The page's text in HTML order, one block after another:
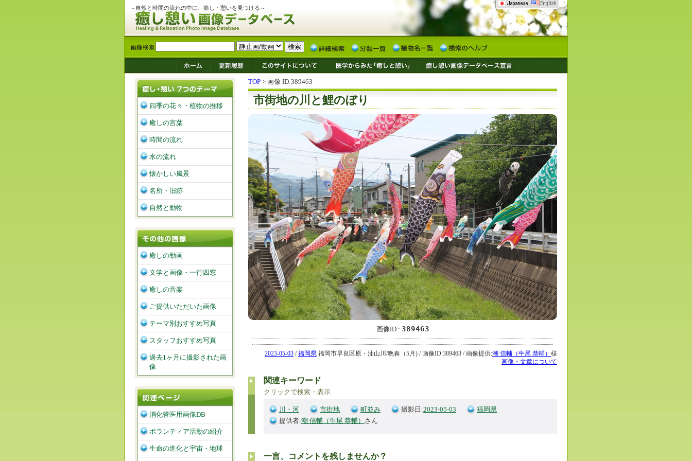
～自然と時間の流れの中に、癒し・憩いを見つける～
TOP > 画像 ID:389463
市街地の川と鯉のぼり
画像ID : 389463
2023-05-03 /福岡県 福岡市早良区原・油山川/晩春（5月) / 画像ID:389463 / 画像提供:潮 信輔（牛尾 恭輔） 様
画像・文章について
関連キーワード
クリックで検索・表示
川・河 市街地 町並み 撮影日:2023-05-03
福岡県
提供者:潮 信輔（牛尾 恭輔） さん
一言、コメントを残しませんか？
四季の花々・植物の推移
癒しの言葉
時間の流れ
水の流れ
懐かしい風景
名所・旧跡
自然と動物
癒しの動画
文学と画像・一行四窓
癒しの音楽
ご提供いただいた画像
テーマ別おすすめ写真
スタッフおすすめ写真
過去1ヶ月に撮影された画
像
消化管医用画像DB
ボランティア活動の紹介
生命の進化と宇宙・地球